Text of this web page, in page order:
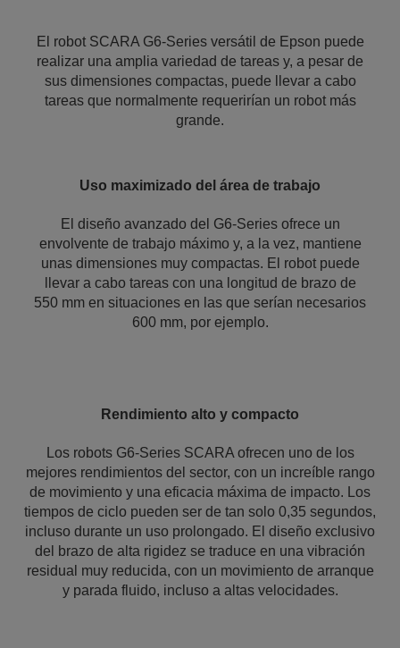
El robot SCARA G6-Series versátil de Epson puede
realizar una amplia variedad de tareas y, a pesar de
sus dimensiones compactas, puede llevar a cabo
tareas que normalmente requerirían un robot más
grande.
Uso maximizado del área de trabajo
El diseño avanzado del G6-Series ofrece un
envolvente de trabajo máximo y, a la vez, mantiene
unas dimensiones muy compactas. El robot puede
llevar a cabo tareas con una longitud de brazo de
550 mm en situaciones en las que serían necesarios
600 mm, por ejemplo.
Rendimiento alto y compacto
Los robots G6-Series SCARA ofrecen uno de los
mejores rendimientos del sector, con un increíble rango
de movimiento y una eficacia máxima de impacto. Los
tiempos de ciclo pueden ser de tan solo 0,35 segundos,
incluso durante un uso prolongado. El diseño exclusivo
del brazo de alta rigidez se traduce en una vibración
residual muy reducida, con un movimiento de arranque
y parada fluido, incluso a altas velocidades.